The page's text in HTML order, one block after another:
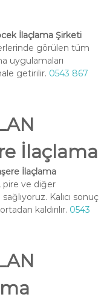
İlaçlama Şirketi
görülen tüm
uygulamaları
getirilir. 0543 867
İlaçlama
İlaçlama
pire ve diğer
Kalıcı sonuç
kaldırılır. 0543